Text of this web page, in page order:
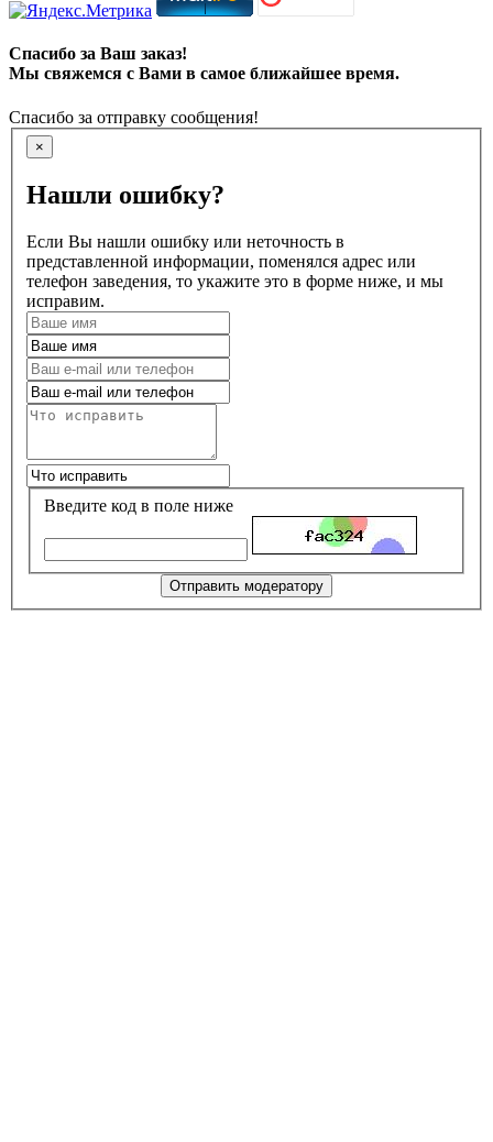
Спасибо за Ваш заказ!
Мы свяжемся с Вами в самое ближайшее время.
Спасибо за отправку сообщения!
×
Нашли ошибку?
Если Вы нашли ошибку или неточность в
представленной информации, поменялся адрес или
телефон заведения, то укажите это в форме ниже, и мы
исправим.
Введите код в поле ниже
Отправить модератору